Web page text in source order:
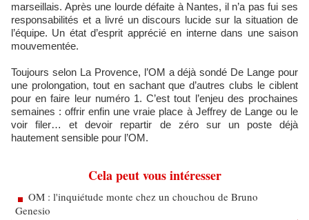
marseillais. Après une lourde défaite à Nantes, il n’a pas fui ses
responsabilités et a livré un discours lucide sur la situation de
l’équipe. Un état d’esprit apprécié en interne dans une saison
mouvementée.
Toujours selon La Provence, l’OM a déjà sondé De Lange pour
une prolongation, tout en sachant que d’autres clubs le ciblent
pour en faire leur numéro 1. C’est tout l’enjeu des prochaines
semaines : offrir enfin une vraie place à Jeffrey de Lange ou le
voir filer… et devoir repartir de zéro sur un poste déjà
hautement sensible pour l’OM.
Cela peut vous intéresser
OM : l'inquiétude monte chez un chouchou de Bruno
Genesio